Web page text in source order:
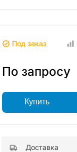
Под заказ
По запросу
Купить
Доставка